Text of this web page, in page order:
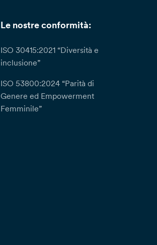
Le nostre conformità:
ISO 30415:2021 “Diversità e
inclusione”
ISO 53800:2024 “Parità di
Genere ed Empowerment
Femminile”